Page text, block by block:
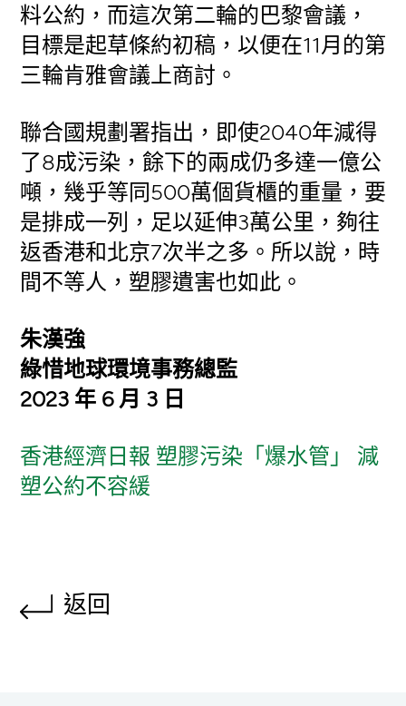
料公約，而這次第二輪的巴黎會議，
目標是起草條約初稿，以便在11月的第
三輪肯雅會議上商討。
聯合國規劃署指出，即使2040年減得
了8成污染，餘下的兩成仍多達一億公
噸，幾乎等同500萬個貨櫃的重量，要
是排成一列，足以延伸3萬公里，夠往
返香港和北京7次半之多。所以說，時
間不等人，塑膠遺害也如此。
朱漢強
綠惜地球環境事務總監
2023 年 6 月 3 日
香港經濟日報 塑膠污染「爆水管」 減
塑公約不容緩
返回